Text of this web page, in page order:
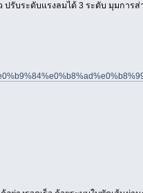
ะดับแรงลมได้ 3 ระดับ มุมการ